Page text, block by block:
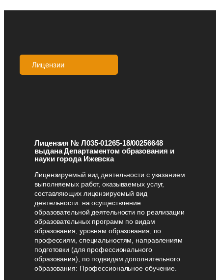
Лицензии
Лицензия № Л035-01265-18/00256648
выдана Департаментом образования и
науки города Ижевска
Лицензируемый вид деятельности с указанием
выполняемых работ, оказываемых услуг,
составляющих лицензируемый вид
деятельности: на осуществление
образовательной деятельности по реализации
образовательных программ по видам
образования, уровням образования, по
профессиям, специальностям, направлениям
подготовки (для профессионального
образования), по подвидам дополнительного
образования: Профессиональное обучение.